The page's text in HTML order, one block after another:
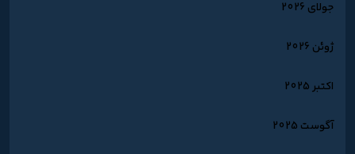
جولای 2026
ژوئن 2026
اکتبر 2025
آگوست 2025